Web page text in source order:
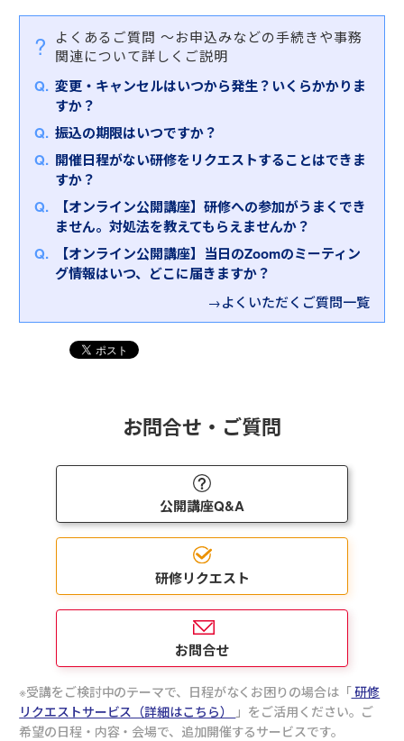
②リーダーシップ
③部下とのコミュニケーション、モチベーション管
理
④部下指導（コーチング、１対１面談）
⑤業務管理
⑥業務改善
⑦メンタルヘルス、ハラスメント
⑧交渉・調整力
①役割認識、総合的に求められるスキル（組織、業
務、人のマネジメント）
③人材マネジメント、部下指導（コーチング、１対
１面談）
④評価、目標管理
⑤部下とのコミュニケーション、モチベーション管
理
⑥生産性向上
⑦リスクマネジメント
⑧労務管理、安全衛生管理
⑨メンタルヘルス、ハラスメント
⑩交渉・調整力
をテーマとして、幅広い内容のプログラムをご用意
しております。
①役割認識、総合的に求められるスキル（部の変
革、組織設計、経営戦略）
③人材マネジメント
④評価、目標管理
⑤経営戦略、事業計画
本研修では、プレイヤーからマネージャーとしての
役割変更に伴う「組織俯瞰的な視点」「リスク・問
題の未然把握・防止」の役割など求められる役割期
また、成果をあげる管理職に必要な３つのマネジメ
ントスキル（部下指導・育成力、業務管理力、リス
ク管理力）を習得していただきます。
また、「プレイングマネージャー研修～時間・チー
ム・リスクをマネジメントし、走りながら成果を出
す
」もおすすめです。
多忙なプレイングマネージャーの皆様は、自らの業
務ややるべきことの多さから、つい指導がおろそか
になったり、リスクを予見できなかったりと様々な
秀であればあるほど、「自分でやった方が早い」の
悪循環に陥る傾向があります。
本研修は、多忙なプレイングマネージャーの皆様
裕がない」「業務チェックの効率が悪い」といった
トについて学んでいただきます。
その他、現場業務のマネジメント方法に主眼を置い
た「現場マネージャー研修」もございます。
現場マネージャーには、自身の業務管理よりもチー
ム全体の管理を求められる機会が増えます。本研修
では、現場マネージャーの役割と業務管理のポイン
トを理解するとともに、職場での中間役として上司
や部下とのコミュニケーションにおけるポイントを
よくあるご質問 ～お申込みなどの手続きや事務
関連について詳しくご説明
変更・キャンセルはいつから発生？いくらかかりま
すか？
振込の期限はいつですか？
開催日程がない研修をリクエストすることはできま
すか？
【オンライン公開講座】研修への参加がうまくでき
ません。対処法を教えてもらえませんか？
【オンライン公開講座】当日のZoomのミーティン
グ情報はいつ、どこに届きますか？
→よくいただくご質問一覧
お問合せ・ご質問
公開講座Q&A
研修リクエスト
お問合せ
受講をご検討中のテーマで、日程がなくお困りの場合は「研修
リクエストサービス（詳細はこちら）
」をご活用ください。ご
希望の日程・内容・会場で、追加開催するサービスです。